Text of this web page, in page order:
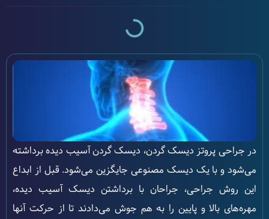
در جراحی پروتز دیسک گردن، دیسک گردن آسیب دیده برداشته
می‌شود و با یک دیسک مصنوعی جایگزین می‌شود. قبل از ابداع
این روش جراحی، جراحان با برداشتن دیسک آسیب دیده،
مهره‌های بالا و پایین را به هم جوش می‌دادند تا از حرکت آنها